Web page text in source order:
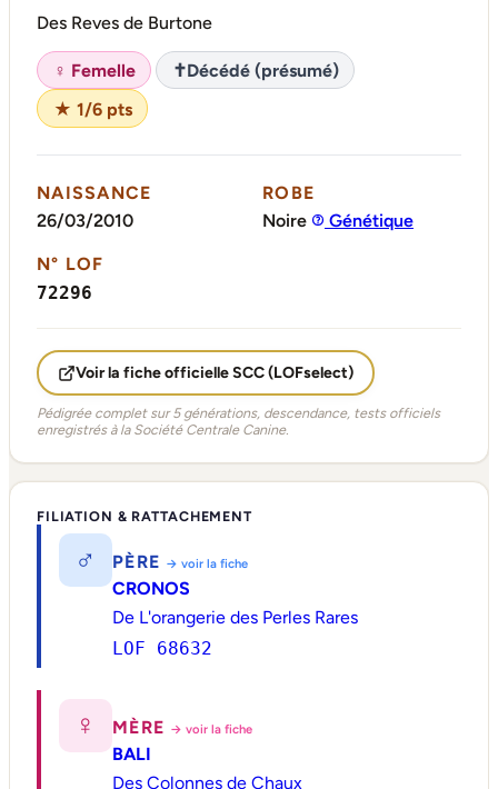
Des Reves de Burtone
♀ Femelle ✝Décédé (présumé)
★ 1/6 pts
NAISSANCE
26/03/2010
ROBE
Noire
Génétique
N° LOF
72296
Voir la fiche officielle SCC (LOFselect)
Pédigrée complet sur 5 générations, descendance, tests officiels
enregistrés à la Société Centrale Canine.
FILIATION & RATTACHEMENT
♂ PÈRE → voir la fiche
CRONOS
De L'orangerie des Perles Rares
LOF 68632
♀ MÈRE → voir la fiche
BALI
Des Colonnes de Chaux